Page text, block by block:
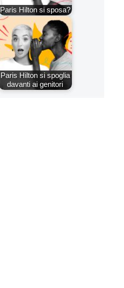
Paris Hilton si sposa?
Paris Hilton si spoglia
davanti ai genitori